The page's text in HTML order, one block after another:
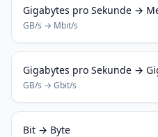
Gigabytes pro Sekunde →
GB/s → Mbit/s
Gigabytes pro Sekunde →
GB/s → Gbit/s
Bit → Byte